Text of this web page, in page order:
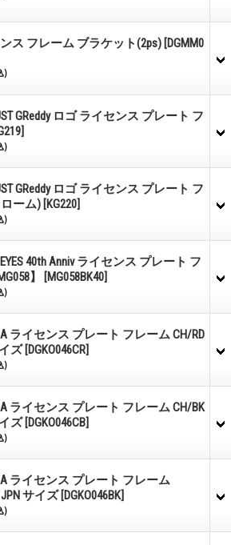
ス フレーム ブラケット(2ps) [DGMM0
)
GReddy ロゴ ライセンス プレート フ
)
GReddy ロゴ ライセンス プレート フ
ーム) [KG220]
)
40th Anniv ライセンス プレート フ
】
[MG058BK40]
)
ライセンス プレート フレーム CH/RD
ズ [DGKO046CR]
)
ライセンス プレート フレーム CH/BK
ズ [DGKO046CB]
)
ライセンス プレート フレーム
JPN サイズ [DGKO046BK]
)